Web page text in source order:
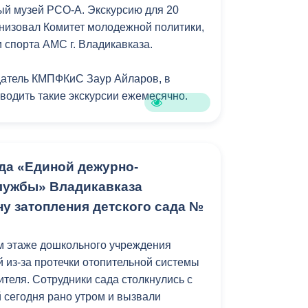
Противодействие коррупции
Градостроительная деятельность
Формирование комфортной
городской среды
Гражданская оборона в
чрезвычайных ситуациях
Информация финансового
органа
музей РСО-А. Экскурсию для 20
Комитет молодежной политики,
спорта АМС г. Владикавказа.
КМПФКиС Заур Айларов, в
такие экскурсии ежемесячно.
представлены. Узнать больше о
народа», — добавил Айларов.
такие мероприятия не только
вдохновляют на дальнейшее
наследия Осетии.
«Единой дежурно-
Владикавказа
затопления детского сада №
этаже дошкольного учреждения
из-за протечки отопительной системы
Сотрудники сада столкнулись с
рано утром и вызвали